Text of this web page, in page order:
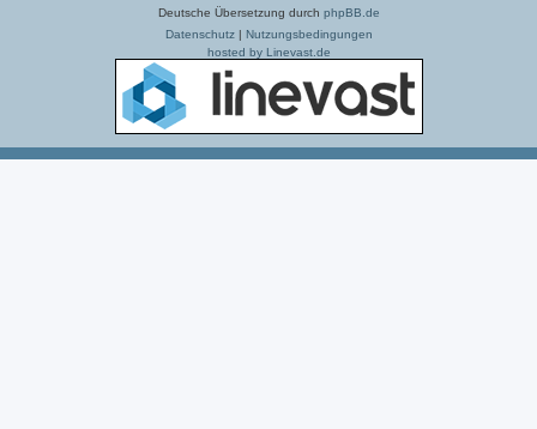
Deutsche Übersetzung durch phpBB.de
Datenschutz| Nutzungsbedingungen
hosted by Linevast.de